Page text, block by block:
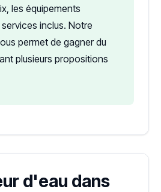
les équipements
inclus. Notre
permet de gagner du
plusieurs propositions
d'eau dans